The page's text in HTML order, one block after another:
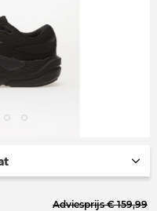
Adviesprijs € 159,99